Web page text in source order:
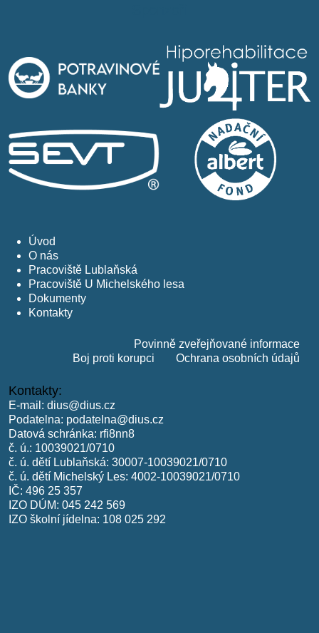
Úvod
O nás
Pracoviště Lublaňská
Pracoviště U Michelského lesa
Dokumenty
Kontakty
Povinně zveřejňované informace
Ochrana osobních údajů
Boj proti korupci
Kontakty:
E-mail: dius@dius.cz
Podatelna: podatelna@dius.cz
Datová schránka: rfi8nn8
č. ú.: 10039021/0710
č. ú. dětí Lublaňská: 30007-10039021/0710
č. ú. dětí Michelský Les: 4002-10039021/0710
IČ: 496 25 357
IZO DÚM: 045 242 569
IZO školní jídelna: 108 025 292